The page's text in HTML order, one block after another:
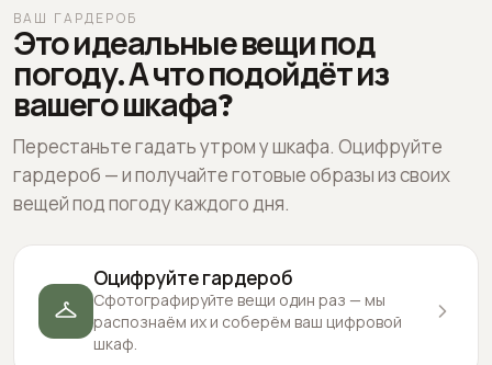
ВАШ ГАРДЕРОБ
Это идеальные вещи под
погоду. А что подойдёт из
вашего шкафа?
Перестаньте гадать утром у шкафа. Оцифруйте
гардероб — и получайте готовые образы из своих
вещей под погоду каждого дня.
Оцифруйте гардероб
Сфотографируйте вещи один раз — мы
распознаём их и соберём ваш цифровой
шкаф.